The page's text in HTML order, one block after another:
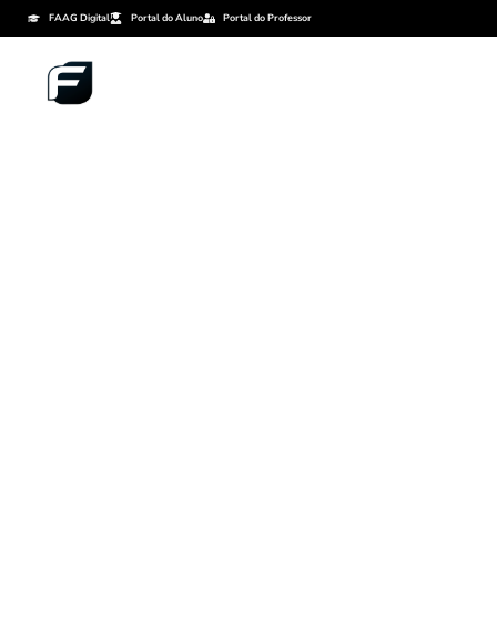
FAAG Digital Portal do Aluno Portal do Professor